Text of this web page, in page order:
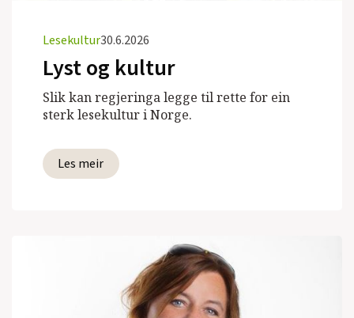
Lesekultur30.6.2026
Lyst og kultur
Slik kan regjeringa legge til rette for ein
sterk lesekultur i Norge.
Les meir